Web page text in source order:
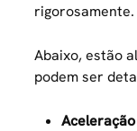
rigorosamente.
Abaixo, estão
podem ser